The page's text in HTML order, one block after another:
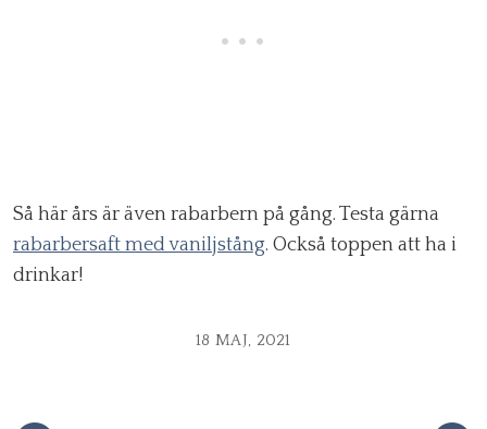
Så här års är även rabarbern på gång. Testa gärna
rabarbersaft med vaniljstång. Också toppen att ha i
drinkar!
18 MAJ, 2021